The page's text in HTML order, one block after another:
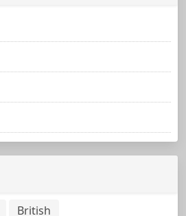
British